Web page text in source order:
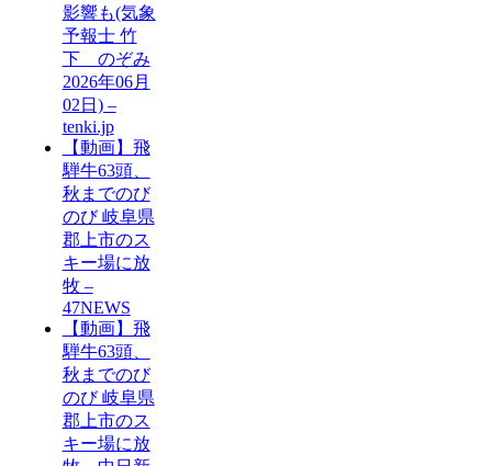
影響も(気象
予報士 竹
下 のぞみ
2026年06月
02日) –
tenki.jp
【動画】飛
騨牛63頭、
秋までのび
のび 岐阜県
郡上市のス
キー場に放
牧 –
47NEWS
【動画】飛
騨牛63頭、
秋までのび
のび 岐阜県
郡上市のス
キー場に放